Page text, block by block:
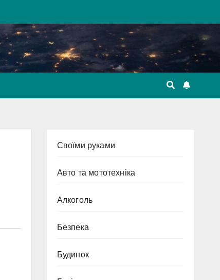
Cвоїми руками
Авто та мототехніка
Алкоголь
Безпека
Будинок